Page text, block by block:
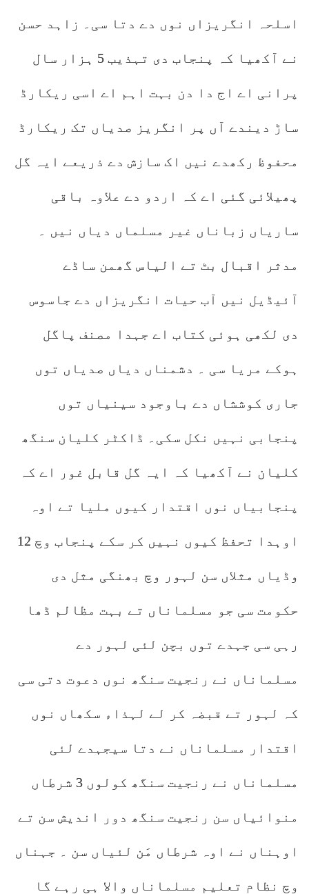
اسلحہ انگریزاں نوں دے دتا سی۔ زاہد حسن
نے آکھیا کہ پنجاب دی تہذیب 5 ہزار سال
پرانی اے اج دا دن بہت اہم اے اسی ریکارڈ
ساڑ دیندے آں پر انگریز صدیاں تک ریکارڈ
محفوظ رکھدے نیں اک سازش دے ذریعے ایہ گل
پھیلائی گئی اے کہ اردو دے علاوہ باقی
ساریاں زباناں غیر مسلماں دیاں نیں ۔
مدثر اقبال بٹ تے الیاس گھمن ساڈے
آئیڈیل نیں آب حیات انگریزاں دے جاسوس
دی لکھی ہوئی کتاب اے جہدا مصنف پاگل
ہوکے مریا سی ۔ دشمناں دیاں صدیاں توں
جاری کوششاں دے باوجود سینیاں توں
پنجابی نہیں نکل سکی۔ ڈاکٹر کلیان سنگھ
کلیان نے آکھیا کہ ایہ گل قابل غور اے کہ
پنجابیاں نوں اقتدار کیوں ملیا تے اوہ
اوہدا تحفظ کیوں نہیں کر سکے پنجاب وچ 12
وڈیاں مثلاں سن لہور وچ بھنگی مثل دی
حکومت سی جو مسلماناں تے بہت مظالم ڈھا
رہی سی جہدے توں بچن لئی لہور دے
مسلماناں نے رنجیت سنگھ نوں دعوت دتی سی
کہ لہور تے قبضہ کر لے لہذاء سکھاں نوں
اقتدار مسلماناں نے دتا سیجہدے لئی
مسلماناں نے رنجیت سنگھ کولوں 3 شرطاں
منوائیاں سن رنجیت سنگھ دور اندیش سن تے
اوہناں نے اوہ شرطاں مَن لئیاں سن ۔ جہناں
وچ نظام تعلیم مسلماناں والا ہی رہے گا